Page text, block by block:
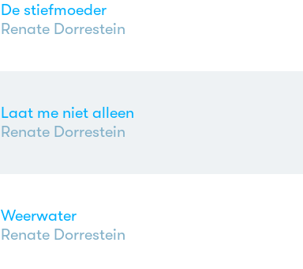
De stiefmoeder
Renate Dorrestein
Laat me niet alleen
Renate Dorrestein
Weerwater
Renate Dorrestein